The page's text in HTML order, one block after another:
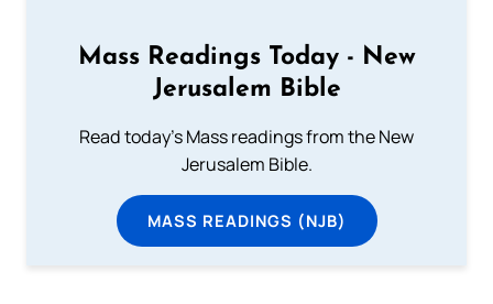
Mass Readings Today - New
Jerusalem Bible
Read today's Mass readings from the New
Jerusalem Bible.
MASS READINGS (NJB)